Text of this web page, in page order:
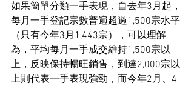
如果簡單分類一手表現，自去年3月起，
每月一手登記宗數普遍超過1,500宗水平
（只有今年3月1,443宗），可以理解
為，平均每月一手成交維持1,500宗以
上，反映保持暢旺銷售，到達2,000宗以
上則代表一手表現強勁，而今年2月、4